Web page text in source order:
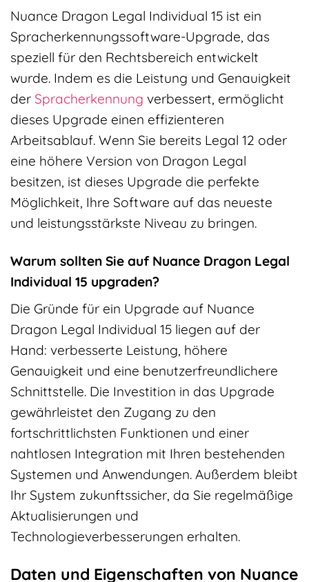
Nuance Dragon Legal Individual 15 ist ein
Spracherkennungssoftware-Upgrade, das
speziell für den Rechtsbereich entwickelt
wurde. Indem es die Leistung und Genauigkeit
der Spracherkennung verbessert, ermöglicht
dieses Upgrade einen effizienteren
Arbeitsablauf. Wenn Sie bereits Legal 12 oder
eine höhere Version von Dragon Legal
besitzen, ist dieses Upgrade die perfekte
Möglichkeit, Ihre Software auf das neueste
und leistungsstärkste Niveau zu bringen.
Warum sollten Sie auf Nuance Dragon Legal
Individual 15 upgraden?
Die Gründe für ein Upgrade auf Nuance
Dragon Legal Individual 15 liegen auf der
Hand: verbesserte Leistung, höhere
Genauigkeit und eine benutzerfreundlichere
Schnittstelle. Die Investition in das Upgrade
gewährleistet den Zugang zu den
fortschrittlichsten Funktionen und einer
nahtlosen Integration mit Ihren bestehenden
Systemen und Anwendungen. Außerdem bleibt
Ihr System zukunftssicher, da Sie regelmäßige
Aktualisierungen und
Technologieverbesserungen erhalten.
Daten und Eigenschaften von Nuance